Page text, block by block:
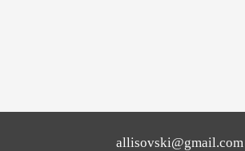
allisovski@gmail.com